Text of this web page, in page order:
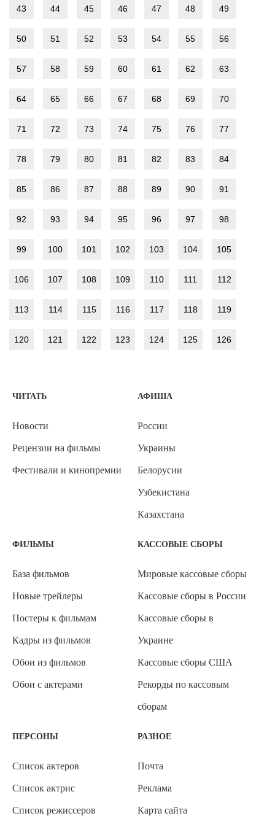
43 44 45 46 47 48 49
50 51 52 53 54 55 56
57 58 59 60 61 62 63
64 65 66 67 68 69 70
71 72 73 74 75 76 77
78 79 80 81 82 83 84
85 86 87 88 89 90 91
92 93 94 95 96 97 98
99 100 101 102 103 104 105
106 107 108 109 110 111 112
113 114 115 116 117 118 119
120 121 122 123 124 125 126
ЧИТАТЬ
Новости
Рецензии на фильмы
Фестивали и кинопремии
АФИША
России
Украины
Белорусии
Узбекистана
Казахстана
ФИЛЬМЫ
База фильмов
Новые трейлеры
Постеры к фильмам
Кадры из фильмов
Обои из фильмов
Обои с актерами
КАССОВЫЕ СБОРЫ
Мировые кассовые сборы
Кассовые сборы в России
Кассовые сборы в
Украине
Кассовые сборы США
Рекорды по кассовым
сборам
ПЕРСОНЫ
Список актеров
Список актрис
Список режиссеров
РАЗНОЕ
Почта
Реклама
Карта сайта